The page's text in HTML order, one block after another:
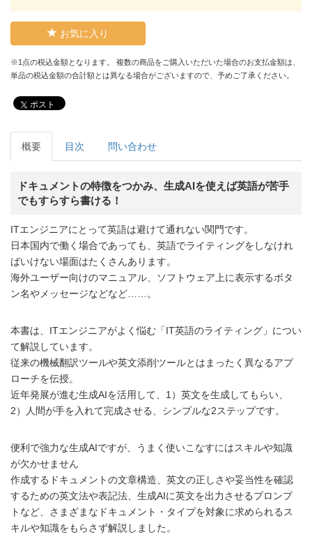
お気に入り
※1点の税込金額となります。 複数の商品をご購入いただいた場合のお支払金額は、
単品の税込金額の合計額とは異なる場合がございますので、予めご了承ください。
ポスト
概要 目次 問い合わせ
ドキュメントの特徴をつかみ、生成AIを使えば英語が苦手
でもすらすら書ける！
ITエンジニアにとって英語は避けて通れない関門です。
日本国内で働く場合であっても、英語でライティングをしなけれ
ばいけない場面はたくさんあります。
海外ユーザー向けのマニュアル、ソフトウェア上に表示するボタ
ン名やメッセージなどなど……。
本書は、ITエンジニアがよく悩む「IT英語のライティング」につい
て解説しています。
従来の機械翻訳ツールや英文添削ツールとはまったく異なるアプ
ローチを伝授。
近年発展が進む生成AIを活用して、1）英文を生成してもらい、
2）人間が手を入れて完成させる、シンプルな2ステップです。
便利で強力な生成AIですが、うまく使いこなすにはスキルや知識
が欠かせません
作成するドキュメントの文章構造、英文の正しさや妥当性を確認
するための英文法や表記法、生成AIに英文を出力させるプロンプ
トなど、さまざまなドキュメント・タイプを対象に求められるス
キルや知識をもらさず解説しました。